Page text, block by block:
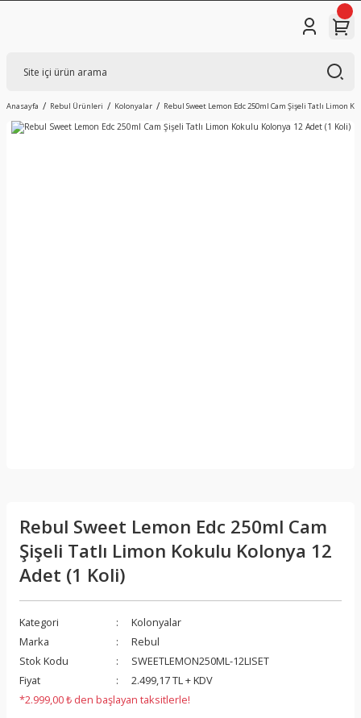
Anasayfa Rebul Ürünleri Kolonyalar Rebul Sweet Lemon Edc 250ml Cam Şişeli Tatlı Limon
Rebul Sweet Lemon Edc 250ml Cam
Şişeli Tatlı Limon Kokulu Kolonya 12
Adet (1 Koli)
Kategori
Kolonyalar
Marka
Rebul
Stok Kodu
SWEETLEMON250ML-12LISET
Fiyat
2.499,17 TL + KDV
*2.999,00 ₺ den başlayan taksitlerle!